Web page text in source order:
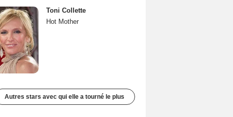
Toni Collette
Hot Mother
Autres stars avec qui elle a tourné le plus